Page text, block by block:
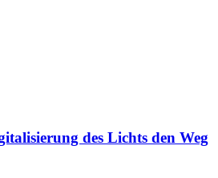
des Lichts den Weg